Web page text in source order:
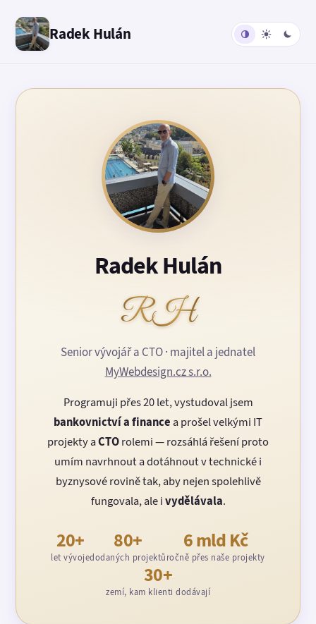
Radek Hulán
Radek Hulán
RH
Senior vývojář a CTO · majitel a jednatel
MyWebdesign.cz s.r.o.
Programuji přes 20 let, vystudoval jsem
bankovnictví a finance a prošel velkými IT
projekty aCTOrolemi — rozsáhlá řešení proto
umím navrhnout a dotáhnout v technické i
byznysové rovině tak, aby nejen spolehlivě
fungovala, ale ivydělávala.
20+
let vývoje
80+
dodaných projektů
6 mld Kč
ročně přes naše projekty
30+
zemí, kam klienti dodávají